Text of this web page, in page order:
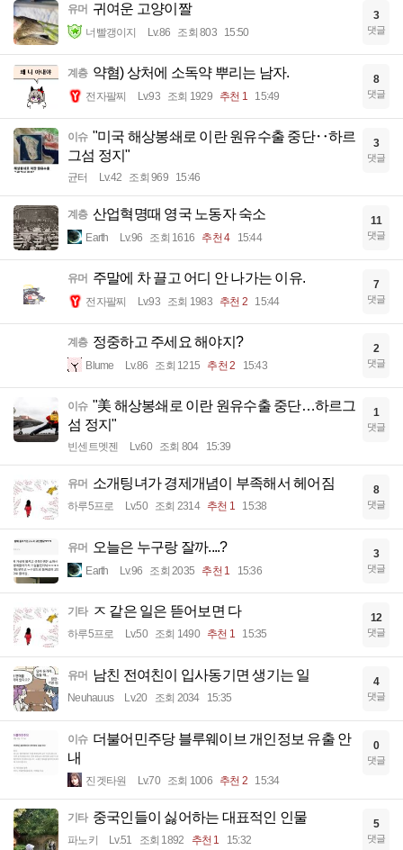
유머 귀여운 고양이짤
너빨갱이지 Lv.86 조회 803 15:50
3
댓글
계층 약혐) 상처에 소독약 뿌리는 남자.
전자팔찌 Lv.93 조회 1929 추천 1 15:49
8
댓글
이슈 "미국 해상봉쇄로 이란 원유수출 중단‥하르
그섬 정지"
균터 Lv.42 조회 969 15:46
3
댓글
계층 산업혁명때 영국 노동자 숙소
Earth Lv.96 조회 1616 추천 4 15:44
11
댓글
유머 주말에 차 끌고 어디 안 나가는 이유.
전자팔찌 Lv.93 조회 1983 추천 2 15:44
7
댓글
계층 정중하고 주세요 해야지?
Blume Lv.86 조회 1215 추천 2 15:43
2
댓글
이슈 "美 해상봉쇄로 이란 원유수출 중단…하르그
섬 정지"
빈센트멧젠 Lv.60 조회 804 15:39
1
댓글
유머 소개팅녀가 경제개념이 부족해서 헤어짐
하루5프로 Lv.50 조회 2314 추천 1 15:38
8
댓글
유머 오늘은 누구랑 잘까....?
Earth Lv.96 조회 2035 추천 1 15:36
3
댓글
기타 ㅈ 같은 일은 뜯어보면 다
하루5프로 Lv.50 조회 1490 추천 1 15:35
12
댓글
유머 남친 전여친이 입사동기면 생기는 일
Neuhauus Lv.20 조회 2034 15:35
4
댓글
이슈 더불어민주당 블루웨이브 개인정보 유출 안
내
진겟타원 Lv.70 조회 1006 추천 2 15:34
0
댓글
기타 중국인들이 싫어하는 대표적인 인물
파노키 Lv.51 조회 1892 추천 1 15:32
5
댓글